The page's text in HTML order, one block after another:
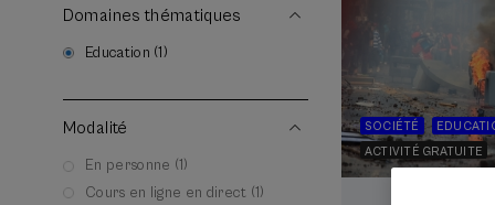
Domaines thématiques
Education (1)
Modalité
En personne (1)
Cours en ligne en direct (1)
SOCIÉTÉ
ACTIVITÉ GRATUITE